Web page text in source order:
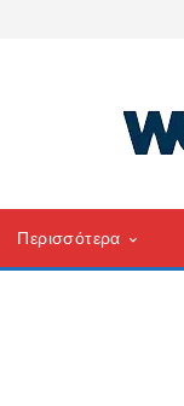
Περισσότερα